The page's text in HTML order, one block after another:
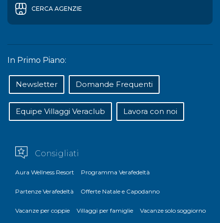
CERCA AGENZIE
In Primo Piano:
Newsletter Domande Frequenti
Equipe Villaggi Veraclub Lavora con noi
Consigliati
Aura Wellness Resort Programma Verafedeltà
Partenze Verafedeltà Offerte Natale e Capodanno
Vacanze per coppie Villaggi per famiglie Vacanze solo soggiorno